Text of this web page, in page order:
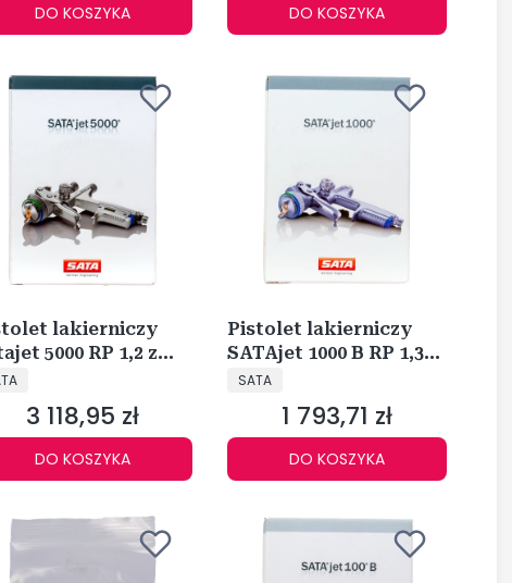
DO KOSZYKA DO KOSZYKA
lakierniczy
5000 RP 1,2 z
209775
Cena
3 118,95 zł
DO KOSZYKA
Pistolet lakierniczy
SATAjet 1000 B RP 1,3
149302
PRODUCENT
SATA
Cena
1 793,71 zł
DO KOSZYKA